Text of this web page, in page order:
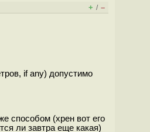
+ / –
if any) допустимо
способом (хрен вот его
ли завтра еще какая)